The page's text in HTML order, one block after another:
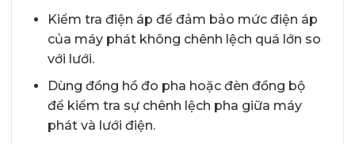
Kiểm tra điện áp để đảm bảo mức điện áp
của máy phát không chênh lệch quá lớn so
với lưới.
Dùng đồng hồ đo pha hoặc đèn đồng bộ
để kiểm tra sự chênh lệch pha giữa máy
phát và lưới điện.